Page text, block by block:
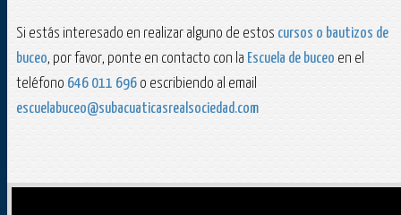
Si estás interesado en realizar alguno de estos cursos o bautizos de
buceo, por favor, ponte en contacto con la Escuela de buceo en el
teléfono 646 011 696 o escribiendo al email
escuelabuceo@subacuaticasrealsociedad.com